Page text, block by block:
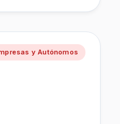
y Autónomos